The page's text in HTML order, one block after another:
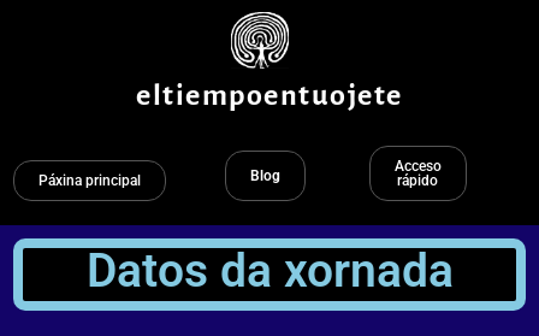
eltiempoentuojete
Páxina principal Blog
Acceso
rápido
Datos da xornada